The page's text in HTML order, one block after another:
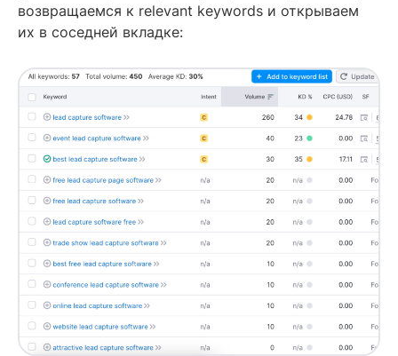
возвращаемся к relevant keywords и открываем
их в соседней вкладке: